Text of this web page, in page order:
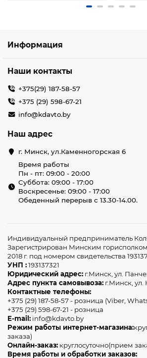
Информация
Наши контакты
+375(29) 187-58-57
+375 (29) 598-67-21
info@kdavto.by
Наш адрес
г. Минск, ул.Каменногорская 6
Время работы
Пн - пт: 09:00 - 20:00
Суббота: 09:00 - 17:00
Воскресенье: 09:00 - 17:00
Обеденный перерыв с 13.30-14.00.
Индивидуальный предприниматель
Зарегистрирован Минским
2018 г. под номером свидетельства
УНП :193137321
Юридический адрес: г.Минск, ул.
Адрес пункта самовывоза: г.Минск, ул.
Контактные телефоны:
+375 (29) 187-58-57 - розница (Viber,
+375 (29) 598-67-21 - розница
E-mail: info@kdavto.by
Режим работы интернет-магазина:
заказа)
Онлайн-заказ: круглосуточно(прием
Время работы и обработки заказов: